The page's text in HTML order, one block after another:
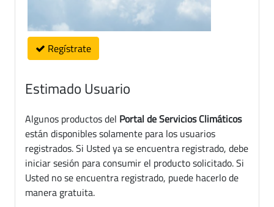
Regístrate
Estimado Usuario
Algunos productos del Portal de Servicios Climáticos
están disponibles solamente para los usuarios
registrados. Si Usted ya se encuentra registrado, debe
iniciar sesión para consumir el producto solicitado. Si
Usted no se encuentra registrado, puede hacerlo de
manera gratuita.